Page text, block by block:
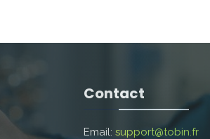
Contact
Email: support@tobin.fr